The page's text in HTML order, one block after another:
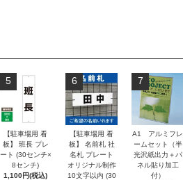
5
【駐車場用 看
板】 班長 プレ
ート (30センチ×
8センチ)
1,100円(税込)
6
【駐車場用 看
板】 名前札 社
名札 プレート
オリジナル制作
10文字以内 (30
7
A1 アルミフレ
ームセット（半
光沢紙出力＋パ
ネル貼り加工
付）